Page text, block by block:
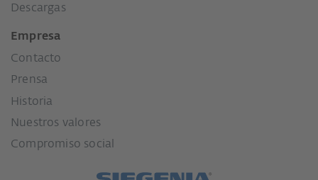
Descargas
Empresa
Contacto
Prensa
Historia
Nuestros valores
Compromiso social